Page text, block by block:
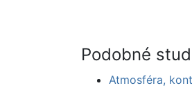
Podobné
Atmosféra,